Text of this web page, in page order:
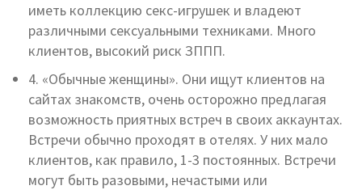
иметь коллекцию секс-игрушек и владеют
различными сексуальными техниками. Много
клиентов, высокий риск ЗППП.
4. «Обычные женщины». Они ищут клиентов на
сайтах знакомств, очень осторожно предлагая
возможность приятных встреч в своих аккаунтах.
Встречи обычно проходят в отелях. У них мало
клиентов, как правило, 1-3 постоянных. Встречи
могут быть разовыми, нечастыми или